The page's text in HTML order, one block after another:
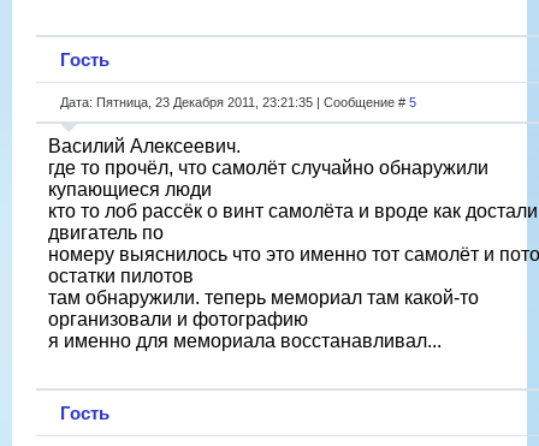
Гость
Дата: Пятница, 23 Декабря 2011, 23:21:35 | Сообщение # 5
Василий Алексеевич.
где то прочёл, что самолёт случайно обнаружили
купающиеся люди
кто то лоб рассёк о винт самолёта и вроде как достали
двигатель по
номеру выяснилось что это именно тот самолёт и
остатки пилотов
там обнаружили. теперь мемориал там какой-то
организовали и фотографию
я именно для мемориала восстанавливал...
Гость